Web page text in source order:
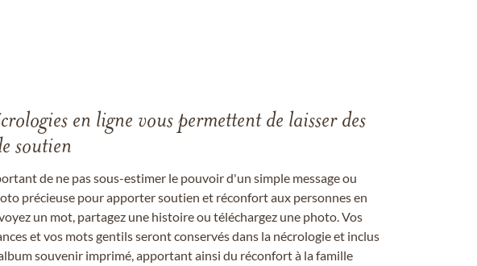
en ligne vous permettent de laisser des
soutien
de ne pas sous-estimer le pouvoir d'un simple message ou
précieuse pour apporter soutien et réconfort aux personnes en
un mot, partagez une histoire ou téléchargez une photo. Vos
et vos mots gentils seront conservés dans la nécrologie et inclus
souvenir imprimé, apportant ainsi du réconfort à la famille